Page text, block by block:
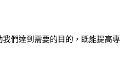
們達到需要的目的，既能提高專